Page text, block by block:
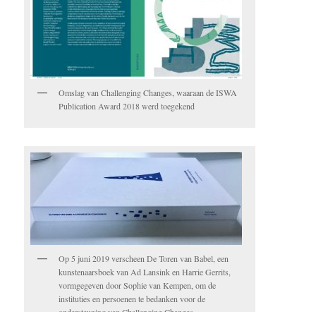
Omslag van Challenging Changes, waaraan de ISWA
Publication Award 2018 werd toegekend
Op 5 juni 2019 verscheen De Toren van Babel, een
kunstenaarsboek van Ad Lansink en Harrie Gerrits,
vormgegeven door Sophie van Kempen, om de
instituties en persoenen te bedanken voor de